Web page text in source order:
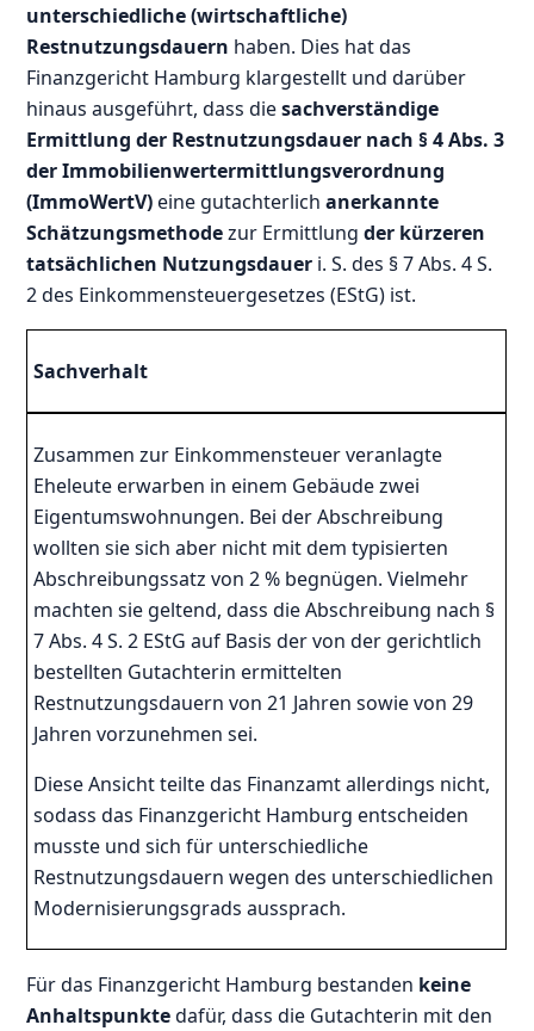
unterschiedliche (wirtschaftliche)
Restnutzungsdauern haben. Dies hat das
Finanzgericht Hamburg klargestellt und darüber
hinaus ausgeführt, dass diesachverständige
Ermittlung der Restnutzungsdauer nach § 4 Abs. 3
der Immobilienwertermittlungsverordnung
(ImmoWertV)eine gutachterlichanerkannte
Schätzungsmethodezur Ermittlung der kürzeren
tatsächlichen Nutzungsdauer i. S. des § 7 Abs. 4 S.
2 des Einkommensteuergesetzes (EStG) ist.
Sachverhalt
Zusammen zur Einkommensteuer veranlagte
Eheleute erwarben in einem Gebäude zwei
Eigentumswohnungen. Bei der Abschreibung
wollten sie sich aber nicht mit dem typisierten
Abschreibungssatz von 2 % begnügen. Vielmehr
machten sie geltend, dass die Abschreibung nach §
7 Abs. 4 S. 2 EStG auf Basis der von der gerichtlich
bestellten Gutachterin ermittelten
Restnutzungsdauern von 21 Jahren sowie von 29
Jahren vorzunehmen sei.
Diese Ansicht teilte das Finanzamt allerdings nicht,
sodass das Finanzgericht Hamburg entscheiden
musste und sich für unterschiedliche
Restnutzungsdauern wegen des unterschiedlichen
Modernisierungsgrads aussprach.
Für das Finanzgericht Hamburg bestanden keine
Anhaltspunktedafür, dass die Gutachterin mit den